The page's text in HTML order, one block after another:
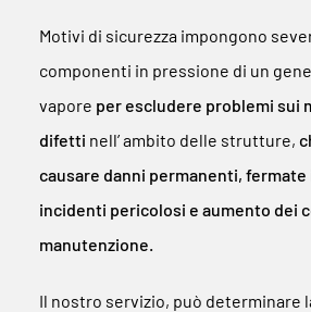
Motivi di sicurezza impongono
componenti in pressione di un
vapore per escludere problemi sui
difetti nell’ ambito delle strutture,
causare danni permanenti,
incidenti pericolosi e aumento dei
manutenzione.
Il nostro servizio, può determinare